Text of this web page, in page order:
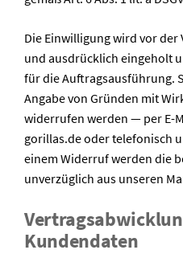
Die Einwilligung wird vor
und ausdrücklich eingeholt
für die Auftragsausführung.
Angabe von Gründen mit
widerrufen werden — per E-
gorillas.de oder telefonisch
einem Widerruf werden die
unverzüglich aus unseren
Kundendaten